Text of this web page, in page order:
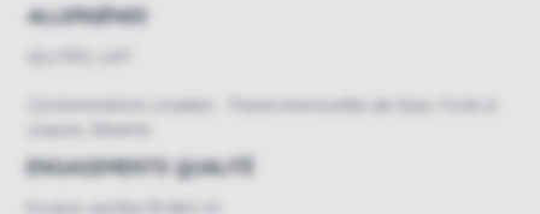
ALLERGÈNES
Contaminations croisées :
Traces éventuelles de Soja, Fruits à
coques, Sésame.
ENGAGEMENTS QUALITÉ
Produit certifié FR-BIO-01